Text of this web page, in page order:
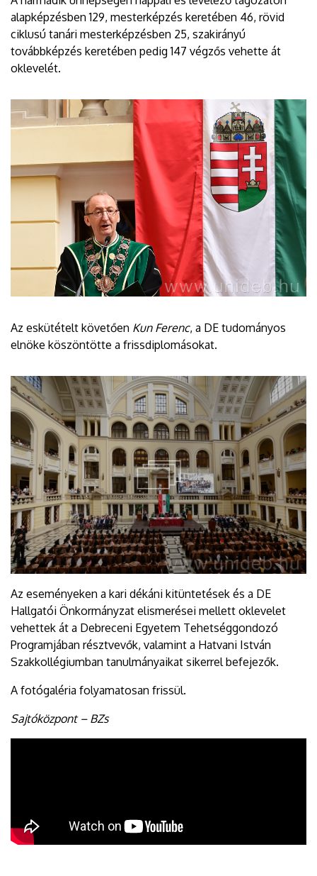
alapképzésben 129, mesterképzés keretében 46, rövid
ciklusú tanári mesterképzésben 25, szakirányú
továbbképzés keretében pedig 147 végzős vehette át
oklevelét.
Az eskütételt követően Kun Ferenc, a DE tudományos
elnöke köszöntötte a frissdiplomásokat.
Az eseményeken a kari dékáni kitüntetések és a DE
Hallgatói Önkormányzat elismerései mellett oklevelet
vehettek át a Debreceni Egyetem Tehetséggondozó
Programjában résztvevők, valamint a Hatvani István
Szakkollégiumban tanulmányaikat sikerrel befejezők.
A fotógaléria folyamatosan frissül.
Sajtóközpont – BZs